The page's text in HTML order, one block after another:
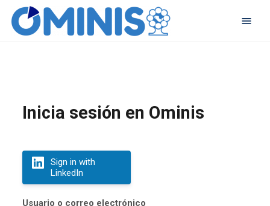
Inicia sesión en Ominis
Sign in with
LinkedIn
Usuario o correo electrónico